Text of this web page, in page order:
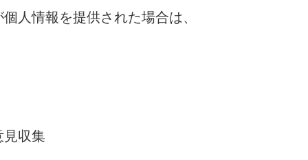
人情報を提供された場合は、
見収集